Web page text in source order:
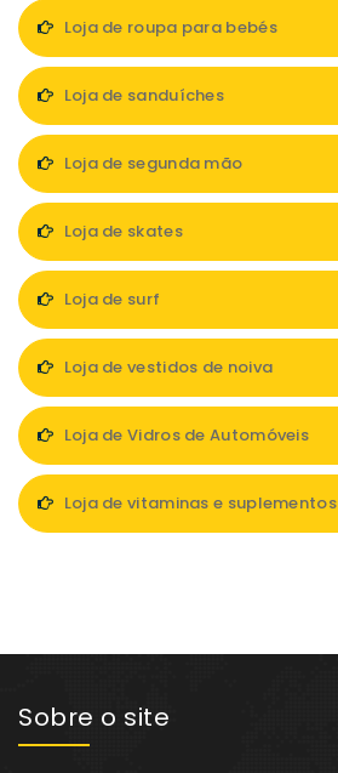
Loja de roupa para bebés
Loja de sanduíches
Loja de segunda mão
Loja de skates
Loja de surf
Loja de vestidos de noiva
Loja de Vidros de Automóveis
Loja de vitaminas e suplementos
Sobre o site